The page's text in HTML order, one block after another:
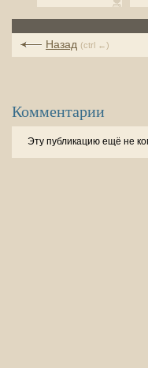
Назад (ctrl ←)
Комментарии
Эту публикацию ещё не